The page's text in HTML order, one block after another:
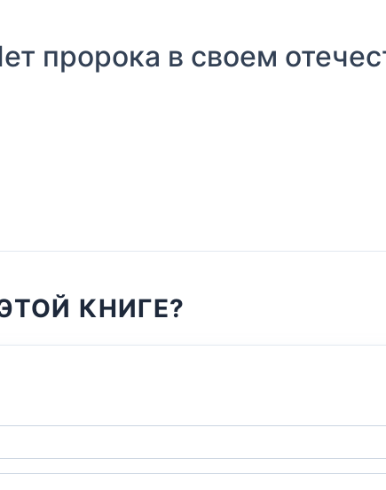
пророка в своем
КНИГЕ?